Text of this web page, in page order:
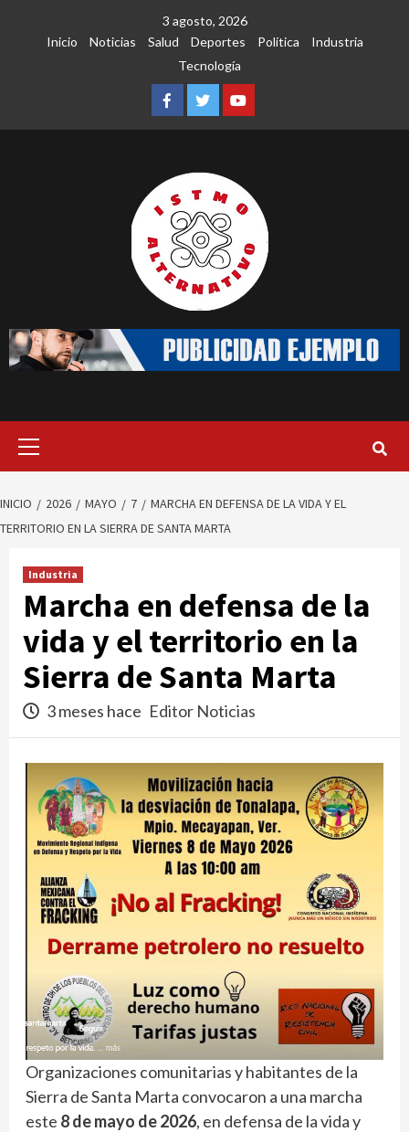
3 agosto, 2026
Inicio
Noticias Salud Deportes Política
Industria
Tecnología
Facebook
TwitterYoutube
Menú
INICIO 2026 MAYO 7
MARCHA EN DEFENSA DE LA VIDA Y EL
TERRITORIO EN LA SIERRA DE SANTA MARTA
Industria
Marcha en defensa de la
vida y el territorio en la
Sierra de Santa Marta
3 meses hace Editor Noticias
Organizaciones comunitarias y habitantes de la
Sierra de Santa Marta convocaron a una marcha
este 8 de mayo de 2026, en defensa de la vida y